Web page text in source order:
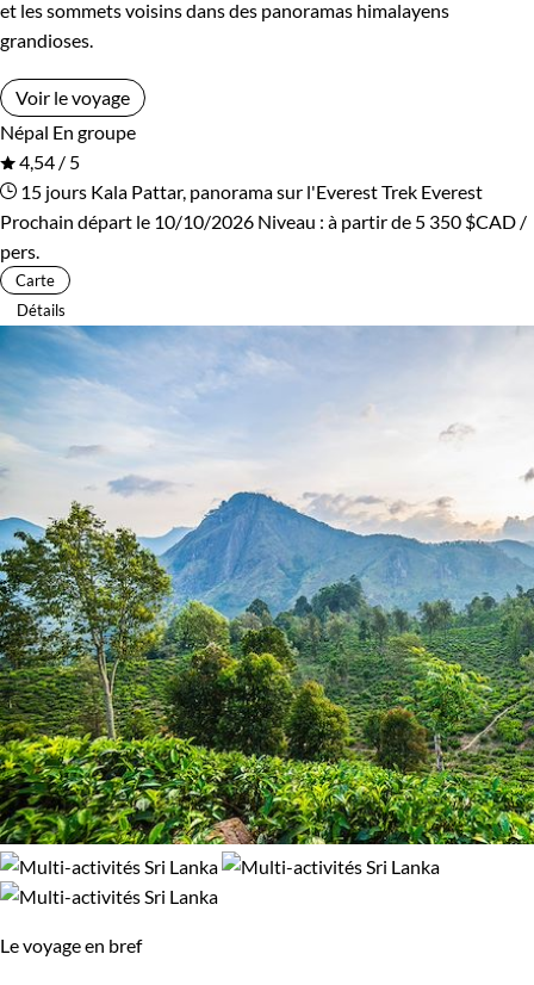
et les sommets voisins dans des panoramas himalayens
grandioses.
Voir le voyage
Népal En groupe
4,54 / 5
15 jours Kala Pattar, panorama sur l'EverestTrek Everest
Prochain départ le 10/10/2026 Niveau : à partir de 5 350 $CAD /
pers.
Carte
Détails
Le voyage en bref